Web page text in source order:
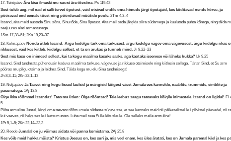
17. TeisipäevÄra kisu ilmaski mu suust ära tõesõna. Ps 119,43
Sest tuleb aeg, mil nad ei salli tervet õpetust, vaid otsivad endile oma himude järgi õpetajaid, kes kõditavad nende kõrvu, ja
pööravad end eemale tõest ning pöörduvad müütide poole.2Tm 4,3–4
Issand, aita meid austada Sinu sõna, Sinu tõde, Sinu õpetust. Aita meil seda järgida siira südamega ja kuulutada puhta kõnega, ning täida
seejuures alati armastusega.
1Sm 17,38–51; 2Kn 19,20–37
18. Kolmapäev Nõnda ütleb Issand: Ärgu kiidelgu tark oma tarkusest, ärgu kiidelgu vägev oma vägevusest, ärgu kiidelgu rikas
rikkusest, vaid kes kiitleb, kiidelgu sellest, et ta on arukas ja tunneb mind.Jr 9,22–23
Sest mis kasu on inimesel sellest, kui ta kogu maailma kasuks saaks, aga kaotaks iseenese või läheks hukka? Lk 9,25
Issand, Sind tundmata pühendusin kaduva maailma tarkuse, vägevuse ja rikkuse otsimisele ning kiitlesin sellega. Tänan Sind, et Su arm
pööras mu pilgu otsima ja leidma Sind. Täida kogu mu elu Sinu tundmisega!
Jh 8,3–11; 2Kn 22,1–13
19. NeljapäevJa Taavet ning kogu Iisrael laulsid ja mängisid kõigest väest Jumala ees kannelde, naablite, trummide, simblite ja
pasunatega.1Aj 13,8
Olge ikka rõõmsad Issandas! Taas ma ütlen: Olge rõõmsad! Teie leebus saagu teatavaks kõigile inimestele. Issand on ligidal! Fl
5
Püha armuline Jumal, kingi oma taevast rõõmu meie südame sügavusse, et see kannaks meid nii päikeselistel kui pilvistel päevadel, nii
kui vaevas, nii helguses kui katsumustes. Luba meil tuua Sulle kiituslaule. Ole selleks meile armuline!
1Pt 5,1–5; 2Kn 22,14–23,3
20. ReedeJumalal on ju võimus aidata või panna komistama.2Aj 25,8
Kes võib meid hukka mõista? Kristus Jeesus on, kes suri ja, mis veel enam, kes üles äratati, kes on Jumala paremal käel ja kes